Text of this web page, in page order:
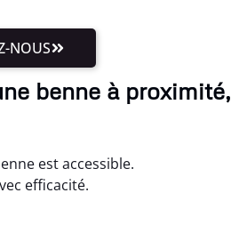
NOUS
benne à proximité,
est accessible.
efficacité.